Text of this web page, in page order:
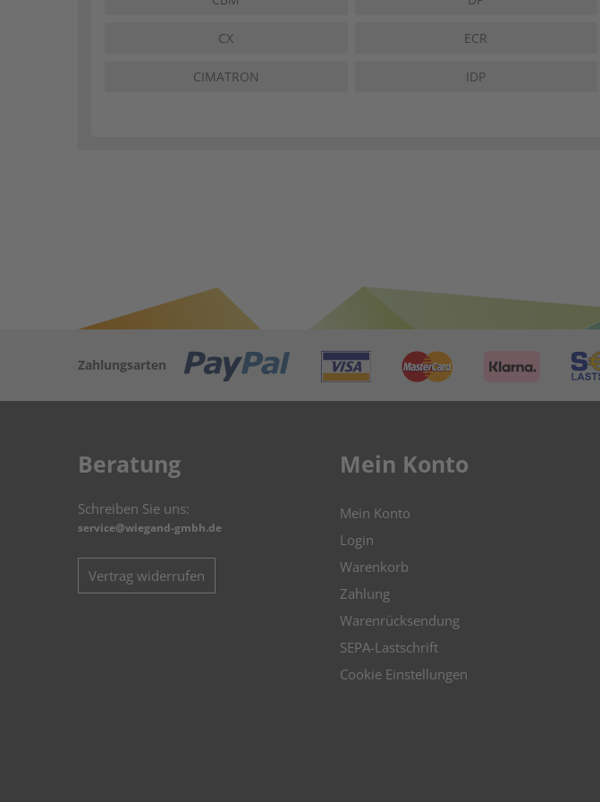
CX
CIMATRON
ECR
IDP
Zahlungsarten
Beratung
Schreiben Sie uns:
service@wiegand-gmbh.de
Vertrag widerrufen
Mein Konto
Mein Konto
Login
Warenkorb
Zahlung
Warenrücksendung
SEPA-Lastschrift
Cookie Einstellungen